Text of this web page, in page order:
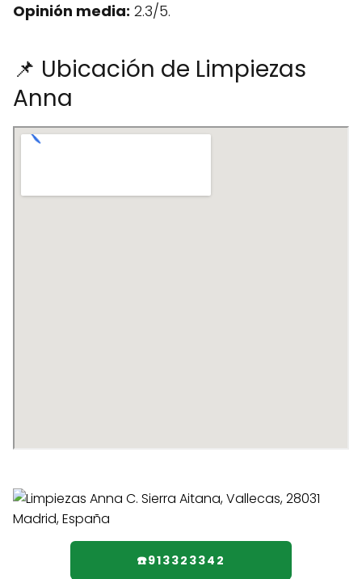
Opinión media: 2.3/5.
📌 Ubicación de Limpiezas
Anna
☎️913323342